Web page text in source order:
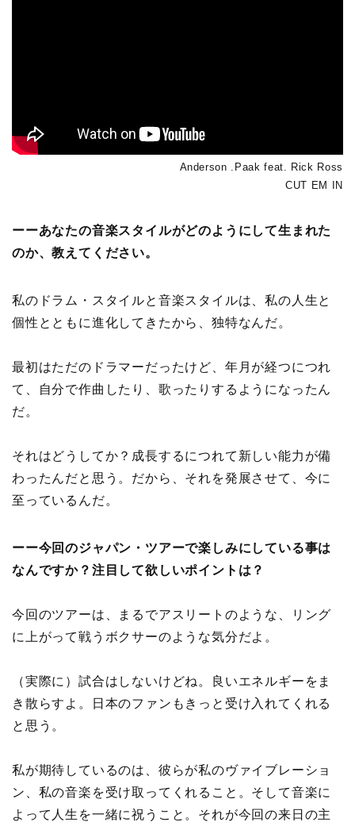
Anderson .Paak feat. Rick Ross
CUT EM IN
ーーあなたの音楽スタイルがどのようにして生まれた
のか、教えてください。
私のドラム・スタイルと音楽スタイルは、私の人生と
個性とともに進化してきたから、独特なんだ。
最初はただのドラマーだったけど、年月が経つにつれ
て、自分で作曲したり、歌ったりするようになったん
だ。
それはどうしてか？成長するにつれて新しい能力が備
わったんだと思う。だから、それを発展させて、今に
至っているんだ。
ーー今回のジャパン・ツアーで楽しみにしている事は
なんですか？注目して欲しいポイントは？
今回のツアーは、まるでアスリートのような、リング
に上がって戦うボクサーのような気分だよ。
（実際に）試合はしないけどね。良いエネルギーをま
き散らすよ。日本のファンもきっと受け入れてくれる
と思う。
私が期待しているのは、彼らが私のヴァイブレーショ
ン、私の音楽を受け取ってくれること。そして音楽に
よって人生を一緒に祝うこと。それが今回の来日の主